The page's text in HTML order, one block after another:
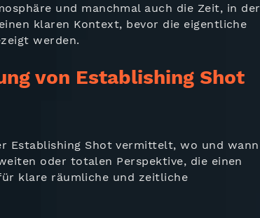
und manchmal auch die Zeit, in der
klaren Kontext, bevor die eigentliche
werden.
von Establishing Shot
Establishing Shot vermittelt, wo und wann
oder totalen Perspektive, die einen
klare räumliche und zeitliche